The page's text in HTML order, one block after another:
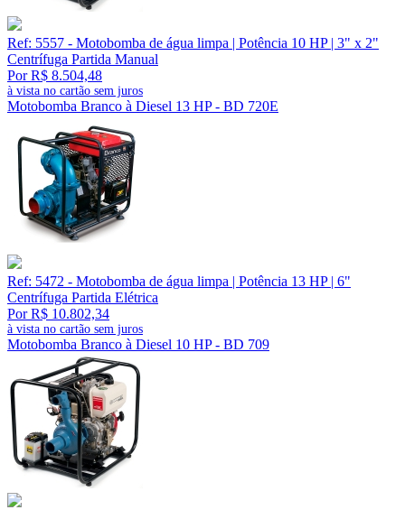
Ref: 5557 - Motobomba de água limpa | Potência 10 HP | 3" x 2"
Centrífuga Partida Manual
Por R$ 8.504,48
à vista no cartão sem juros
Motobomba Branco à Diesel 13 HP - BD 720E
Ref: 5472 - Motobomba de água limpa | Potência 13 HP | 6"
Centrífuga Partida Elétrica
Por R$ 10.802,34
à vista no cartão sem juros
Motobomba Branco à Diesel 10 HP - BD 709